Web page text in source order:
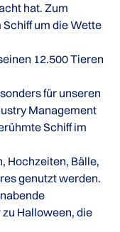
hat. Zum
um die Wette
12.500 Tieren
für unseren
Management
Schiff im
Hochzeiten, Bälle,
genutzt werden.
Halloween, die